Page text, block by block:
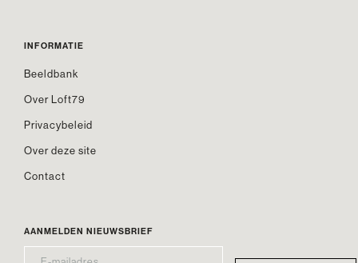
INFORMATIE
Beeldbank
Over Loft79
Privacybeleid
Over deze site
Contact
AANMELDEN NIEUWSBRIEF